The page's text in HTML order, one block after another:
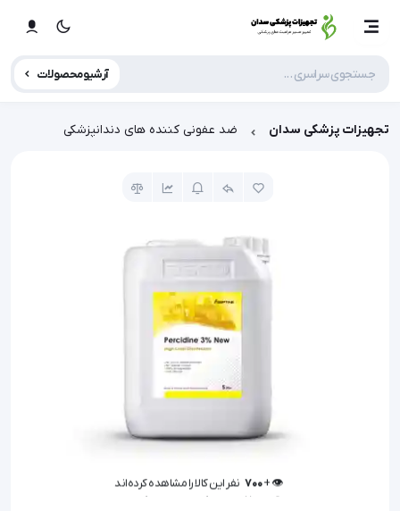
آرشیو محصولات
تجهیزات پزشکی سدان ضد عفونی کننده های دندانپزشکی
👁️ +
700 نفر این کالا را مشاهده کرده‌اند